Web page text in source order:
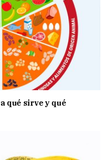
qué sirve y qué